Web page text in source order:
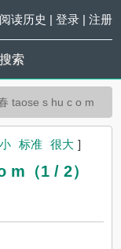
阅读历史 | 登录| 注册
搜索
taose s hu c o m
标准 很大 ]
（1 / 2）